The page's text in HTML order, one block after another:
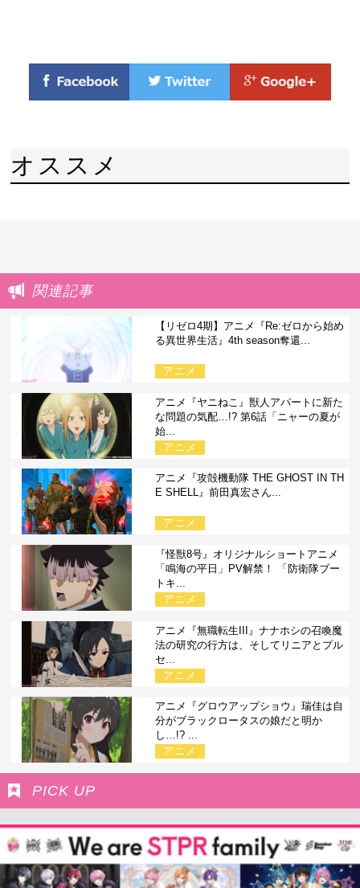
オススメ
関連記事
【リゼロ4期】アニメ『Re:ゼロから始め
る異世界生活』4th season奪還...
アニメ
アニメ『ヤニねこ』獣人アパートに新た
な問題の気配…!? 第6話「ニャーの夏が
始...
アニメ
アニメ『攻殻機動隊 THE GHOST IN TH
E SHELL』前田真宏さん...
アニメ
『怪獣8号』オリジナルショートアニメ
「鳴海の平日」PV解禁！ 「防衛隊ブー
トキ...
アニメ
アニメ『無職転生III』ナナホシの召喚魔
法の研究の行方は、そしてリニアとプル
セ...
アニメ
アニメ『グロウアップショウ』瑞佳は自
分がブラックロータスの娘だと明か
し…!? ...
アニメ
PICK UP